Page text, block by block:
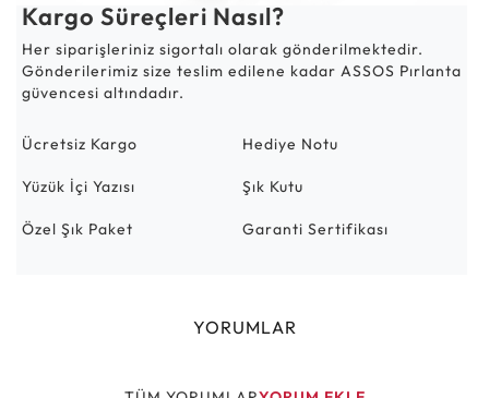
Kargo Süreçleri Nasıl?
Her siparişleriniz sigortalı olarak gönderilmektedir.
Gönderilerimiz size teslim edilene kadar ASSOS Pırlanta
güvencesi altındadır.
Ücretsiz Kargo Hediye Notu
Yüzük İçi Yazısı Şık Kutu
Özel Şık Paket Garanti Sertifikası
YORUMLAR